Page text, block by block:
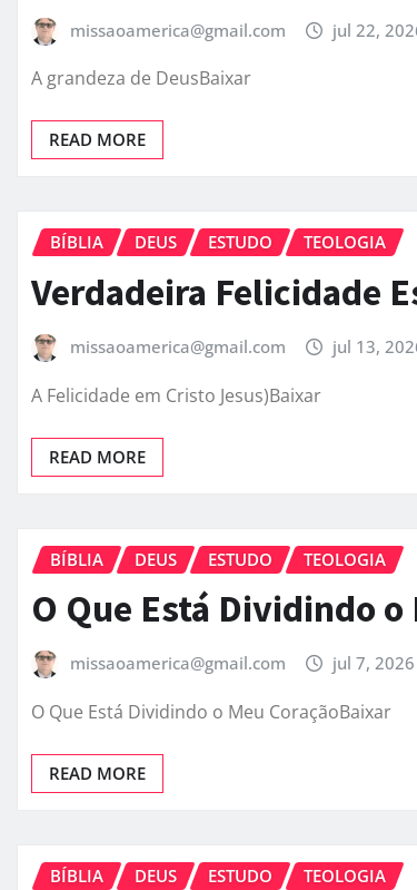
missaoamerica@gmail.com jul 22,
A grandeza de DeusBaixar
READ MORE
BÍBLIA DEUS ESTUDO TEOLOGIA
Verdadeira Felicidade
missaoamerica@gmail.com jul 13,
A Felicidade em Cristo Jesus)Baixar
READ MORE
BÍBLIA DEUS ESTUDO TEOLOGIA
O Que Está Dividindo o
missaoamerica@gmail.com jul 7, 2026
O Que Está Dividindo o Meu CoraçãoBaixar
READ MORE
BÍBLIA DEUS ESTUDO TEOLOGIA